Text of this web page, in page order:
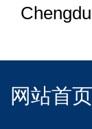
网站首页